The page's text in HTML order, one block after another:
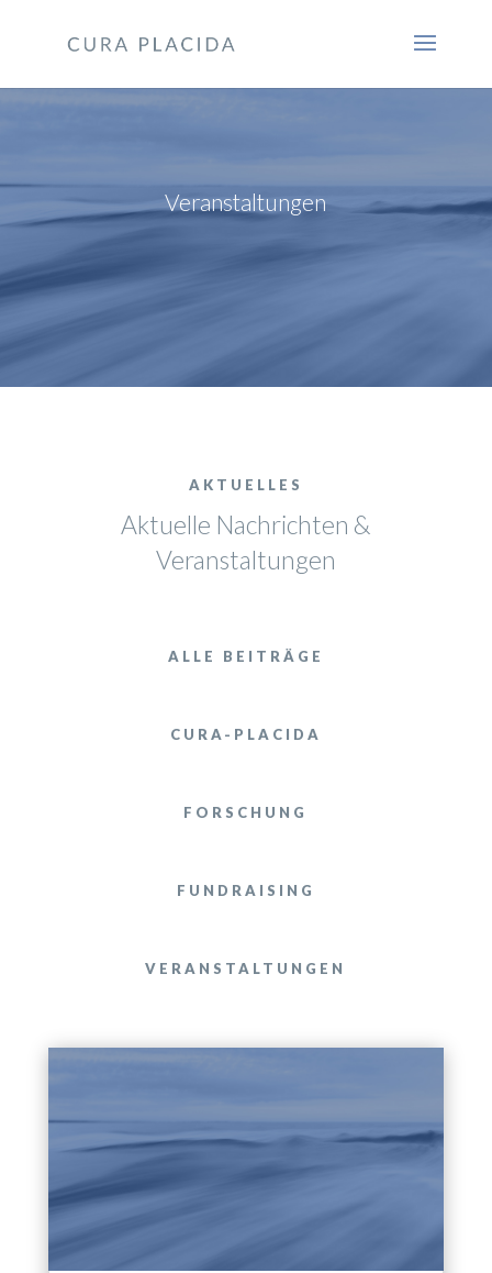
Veranstaltungen
AKTUELLES
Aktuelle Nachrichten &
Veranstaltungen
ALLE BEITRÄGE
CURA-PLACIDA
FORSCHUNG
FUNDRAISING
VERANSTALTUNGEN